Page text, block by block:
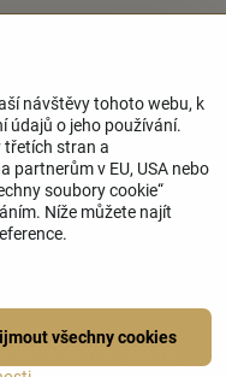
návštěvy tohoto webu, k
údajů o jeho používání.
třetích stran a
partnerům v EU, USA nebo
soubory cookie“
Níže můžete najít
všechny cookies